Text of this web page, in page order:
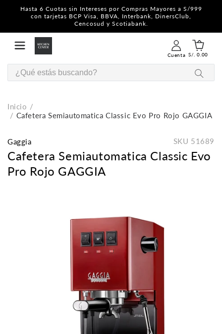
Hasta 6 Cuotas sin Intereses por Compras Mayores a S/999
con tarjetas BCP Visa, BBVA, Interbank, DinersClub,
Cencosud y Scotiabank.
Cuenta S/. 0.00
Inicio
Cafetera Semiautomatica Classic Evo Pro Rojo GAGGIA
Gaggia SKU 51689
Cafetera Semiautomatica Classic Evo
Pro Rojo GAGGIA